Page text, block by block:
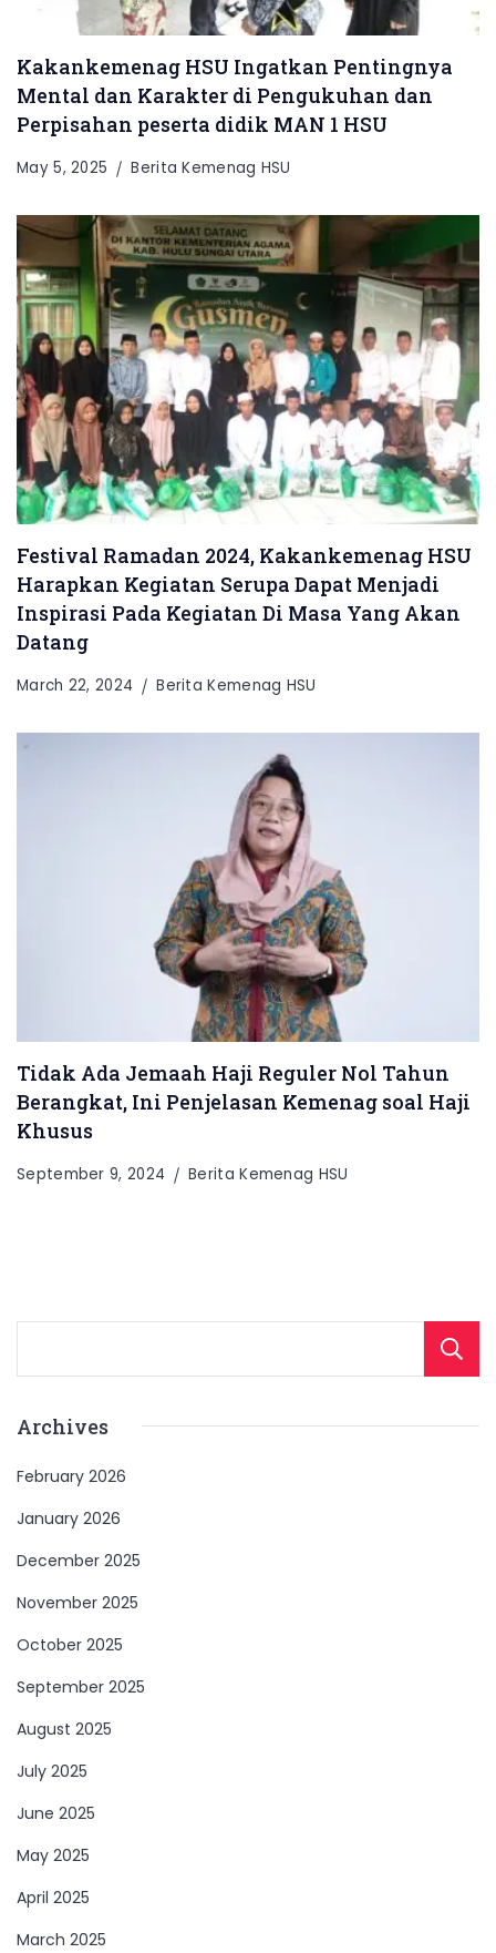
Kakankemenag HSU Ingatkan Pentingnya
Mental dan Karakter di Pengukuhan dan
Perpisahan peserta didik MAN 1 HSU
May 5, 2025 Berita Kemenag HSU
Festival Ramadan 2024, Kakankemenag HSU
Harapkan Kegiatan Serupa Dapat Menjadi
Inspirasi Pada Kegiatan Di Masa Yang Akan
Datang
March 22, 2024 Berita Kemenag HSU
Tidak Ada Jemaah Haji Reguler Nol Tahun
Berangkat, Ini Penjelasan Kemenag soal Haji
Khusus
September 9, 2024 Berita Kemenag HSU
Archives
February 2026
January 2026
December 2025
November 2025
October 2025
September 2025
August 2025
July 2025
June 2025
May 2025
April 2025
March 2025